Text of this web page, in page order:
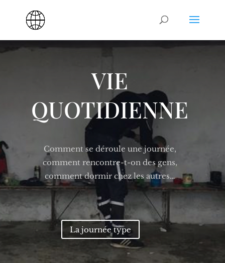
VIE
QUOTIDIENNE
Comment se déroule une journée,
comment rencontre-t-on des gens,
comment dormir chez les autres…
La journée type